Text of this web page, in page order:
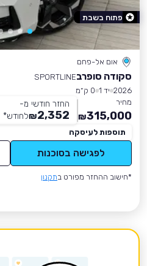
אום אל-פחם
סקודה סופרבSPORTLINE
2026 יד 1
0 ק״מ
מחיר
315,000
₪
החזר חודשי מ-
2,352
₪לחודש*
תוספות לעיסקה
לפגישה בסוכנות
*חישוב ההחזר מפורט בתקנון
פתוח בשבת